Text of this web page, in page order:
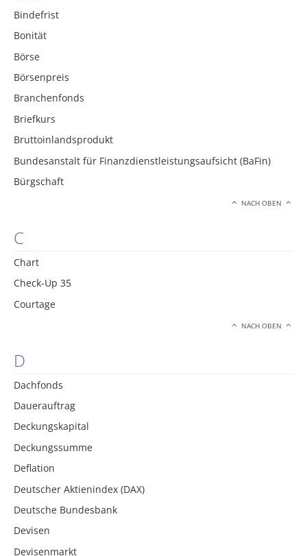
Bindefrist
Bonität
Börse
Börsenpreis
Branchenfonds
Briefkurs
Bruttoinlandsprodukt
Bundesanstalt für Finanzdienstleistungsaufsicht (BaFin)
Bürgschaft
NACH OBEN
C
Chart
Check-Up 35
Courtage
NACH OBEN
D
Dachfonds
Dauerauftrag
Deckungskapital
Deckungssumme
Deflation
Deutscher Aktienindex (DAX)
Deutsche Bundesbank
Devisen
Devisenmarkt